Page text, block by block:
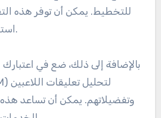
للتخطيط. يمكن أن توفر هذه
استخدام الملعب وحالته.
بالإضافة إلى ذلك، ضع في
وتفضيلاتهم. يمكن أن تساعد